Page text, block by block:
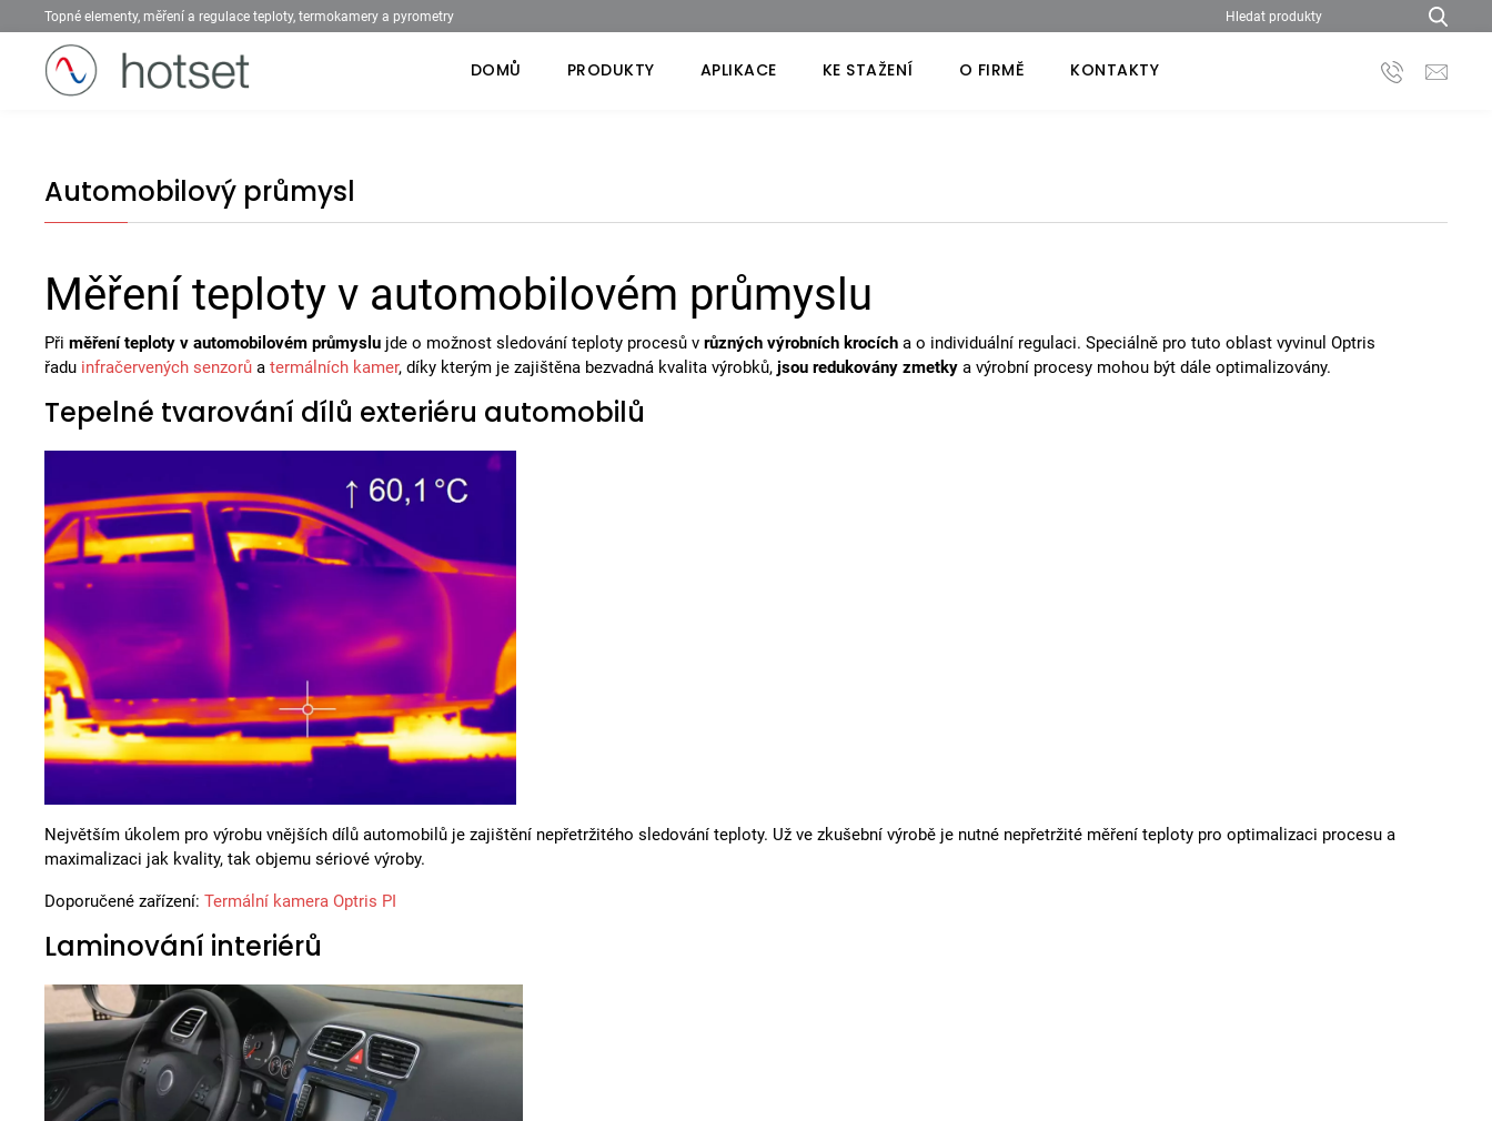
Topné elementy, měření a regulace teploty, termokamery a pyrometry
DOMŮ PRODUKTY APLIKACE KE STAŽENÍ O FIRMĚ KONTAKTY
Automobilový průmysl
Měření teploty v automobilovém průmyslu
Při měření teploty v automobilovém průmyslu jde o možnost sledování teploty procesů v různých výrobních krocích a o individuální regulaci. Speciálně pro tuto oblast vyvinul Optris
řadu infračervených senzorů a termálních kamer, díky kterým je zajištěna bezvadná kvalita výrobků, jsou redukovány zmetky a výrobní procesy mohou být dále optimalizovány.
Tepelné tvarování dílů exteriéru automobilů
Největším úkolem pro výrobu vnějších dílů automobilů je zajištění nepřetržitého sledování teploty. Už ve zkušební výrobě je nutné nepřetržité měření teploty pro optimalizaci procesu a
maximalizaci jak kvality, tak objemu sériové výroby.
Doporučené zařízení: Termální kamera Optris PI
Laminování interiérů